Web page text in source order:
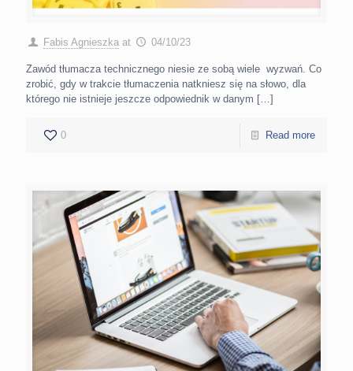
Fabis Agnieszka at 04/10/23
Zawód tłumacza technicznego niesie ze sobą wiele wyzwań. Co
zrobić, gdy w trakcie tłumaczenia natkniesz się na słowo, dla
którego nie istnieje jeszcze odpowiednik w danym […]
0 Read more